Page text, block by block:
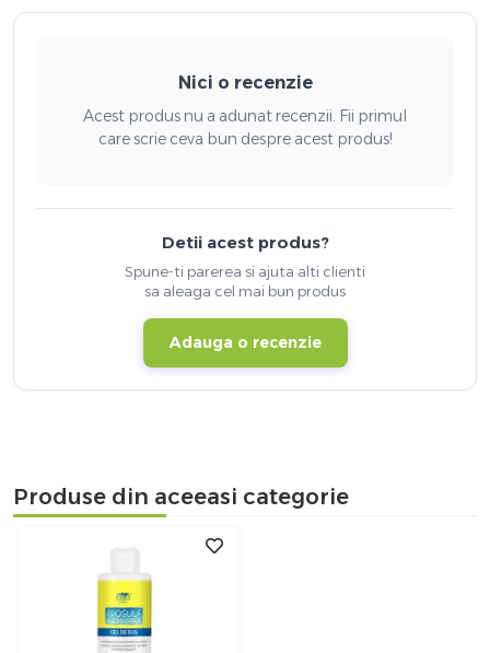
Nici o recenzie
Acest produs nu a adunat recenzii. Fii primul
care scrie ceva bun despre acest produs!
Detii acest produs?
Spune-ti parerea si ajuta alti clienti
sa aleaga cel mai bun produs
Adauga o recenzie
Produse din aceeasi categorie